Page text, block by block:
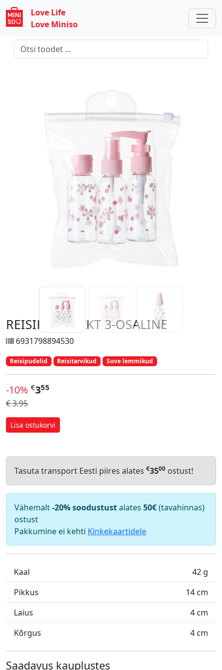
Love Life
Love Miniso
REISIKOMPLEKT 3-OSALINE
6931798894530
Reisipudelid Reisitarvikud Suve lemmikud
-10% €355
€ 3.95
Lisa ostukorvi
Tasuta transport Eesti piires alates €3500 ostust!
Vähemalt-20% soodustustalates 50€(tavahinnas)
ostust
Pakkumine ei kehti Kinkekaartidele
Kaal
42 g
Pikkus
14 cm
Laius
4 cm
Kõrgus
4 cm
Saadavus kauplustes